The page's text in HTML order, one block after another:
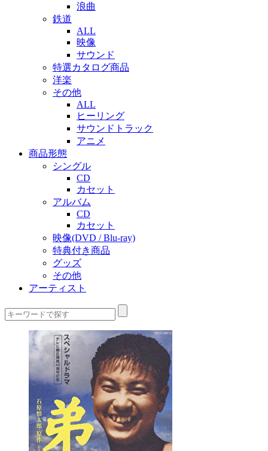
浪曲
鉄道
ALL
映像
サウンド
特選カタログ商品
洋楽
その他
ALL
ヒーリング
サウンドトラック
アニメ
商品形態
シングル
CD
カセット
アルバム
CD
カセット
映像(DVD / Blu-ray)
特典付き商品
グッズ
その他
アーティスト